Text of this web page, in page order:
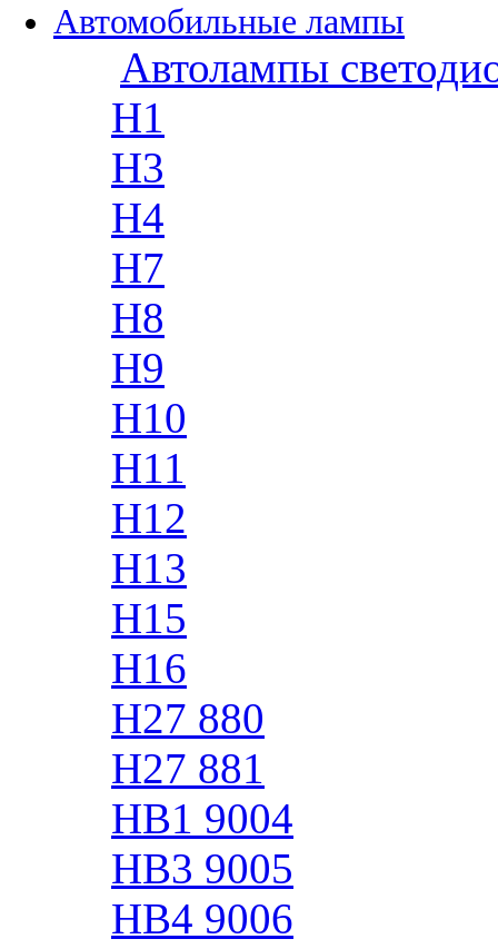
Автомобильные лампы
Автолампы
H1
H3
H4
H7
H8
H9
H10
H11
H12
H13
H15
H16
H27 880
H27 881
HB1 9004
HB3 9005
HB4 9006